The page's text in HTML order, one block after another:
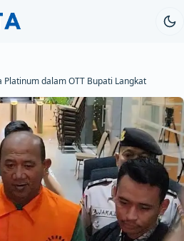
Platinum dalam OTT Bupati Langkat